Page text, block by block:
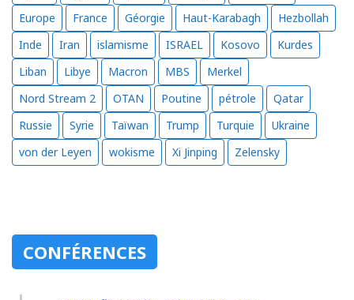
Europe
France Géorgie Haut-Karabagh
Hezbollah
Inde
Iran islamisme ISRAEL Kosovo
Kurdes
Liban
Libye Macron MBS
Merkel
Nord Stream 2
OTAN Poutine pétrole
Qatar
Russie
Syrie Taïwan Trump Turquie
Ukraine
von der Leyen
wokisme Xi Jinping Zelensky
CONFÉRENCES